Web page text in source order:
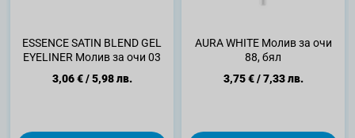
ESSENCE SATIN BLEND GEL
EYELINER Молив за очи 03
3,06 €/5,98 лв.
AURA WHITE Молив за очи
88, бял
3,75 €/7,33 лв.